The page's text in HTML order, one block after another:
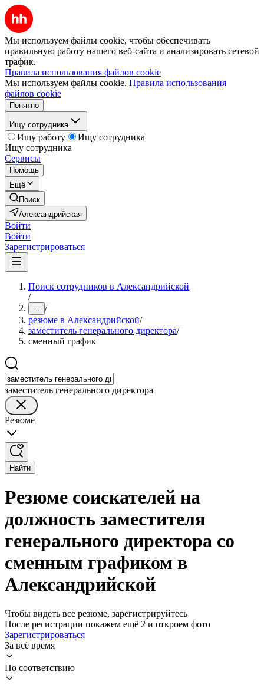
Мы используем файлы cookie, чтобы обеспечивать
правильную работу нашего веб-сайта и анализировать сетевой
трафик.
Правила использования файлов cookie
Мы используем файлы cookie. Правила использования
файлов cookie
Понятно
Ищу сотрудника
Ищу работу
Ищу сотрудника
Ищу сотрудника
Сервисы
Помощь
Ещё
Поиск
Александрийская
Войти
Войти
Зарегистрироваться
Поиск сотрудников в Александрийской
/
... /
резюме в Александрийской/
заместитель генерального директора/
сменный график
заместитель генерального директора
Резюме
Найти
Резюме соискателей на
должность заместителя
генерального директора со
сменным графиком в
Александрийской
Чтобы видеть все резюме, зарегистрируйтесь
После регистрации покажем ещё 2 и откроем фото
Зарегистрироваться
За всё время
По соответствию